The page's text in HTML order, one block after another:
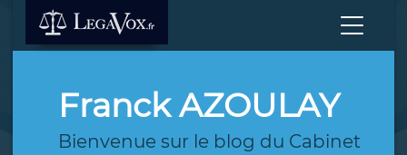
Franck AZOULAY
Bienvenue sur le blog du Cabinet